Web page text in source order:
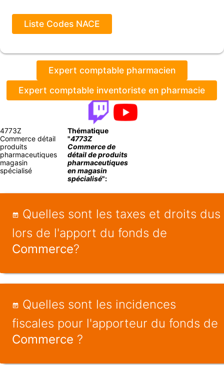
Liste Codes NACE
Expert comptable pharmacien
Expert comptable inventoriste en pharmacie
4773Z
Commerce détail
produits
pharmaceutiques
magasin
spécialisé
Thématique
"4773Z
Commerce de
détail de produits
pharmaceutiques
en magasin
spécialisé":
Quelles sont les taxes et droits dus
lors de l'apport du fonds de
Commerce?
Quelles sont les incidences
fiscales pour l'apporteur du fonds de
Commerce ?